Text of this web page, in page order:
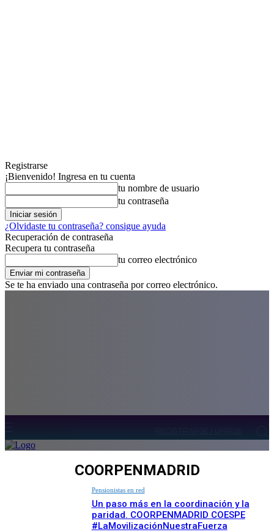
Registrarse
¡Bienvenido! Ingresa en tu cuenta
tu nombre de usuario
tu contraseña
¿Olvidaste tu contraseña? consigue ayuda
Recuperación de contraseña
Recupera tu contraseña
tu correo electrónico
Se te ha enviado una contraseña por correo electrónico.
COORPENMADRID
Pensionistas en red
Un paso más en la coordinación y la
paridad. COORPENMADRID COESPE
#LaMovilizaciónNuestraFuerza